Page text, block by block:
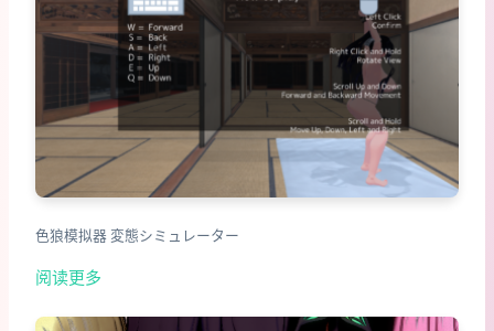
色狼模拟器 変態シミュレーター
阅读更多